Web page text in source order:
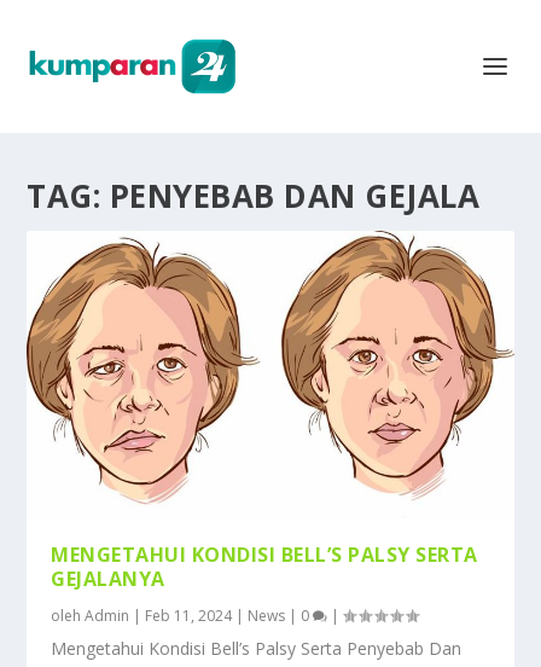
TAG: PENYEBAB DAN GEJALA
MENGETAHUI KONDISI BELL’S PALSY SERTA
GEJALANYA
olehAdmin | Feb 11, 2024| News | 0 |
Mengetahui Kondisi Bell’s Palsy Serta Penyebab Dan